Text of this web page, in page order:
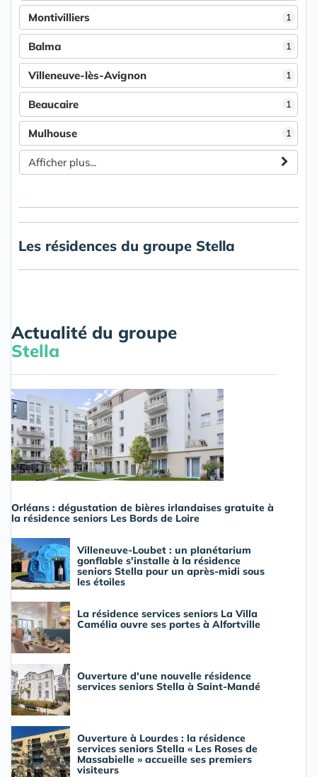
1
Montivilliers
1
Balma
1
Villeneuve-lès-Avignon
1
Beaucaire
1
Mulhouse
Afficher plus...
Les résidences du groupe Stella
Actualité du groupe
Stella
Orléans : dégustation de bières irlandaises gratuite à
la résidence seniors Les Bords de Loire
Villeneuve-Loubet : un planétarium
gonflable s'installe à la résidence
seniors Stella pour un après-midi sous
les étoiles
La résidence services seniors La Villa
Camélia ouvre ses portes à Alfortville
Ouverture d'une nouvelle résidence
services seniors Stella à Saint-Mandé
Ouverture à Lourdes : la résidence
services seniors Stella « Les Roses de
Massabielle » accueille ses premiers
visiteurs